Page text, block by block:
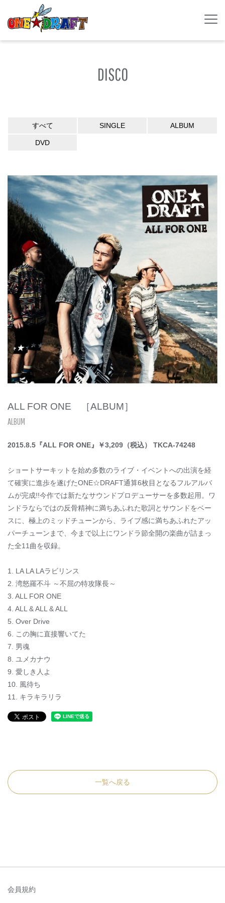
DISCO
すべて SINGLE ALBUM
DVD
ALL FOR ONE ［ALBUM］
ALBUM
2015.8.5『ALL FOR ONE』￥3,209（税込） TKCA-74248
ショートサーキットを始め多数のライブ・イベントへの出演を経
て確実に進歩を遂げたONE☆DRAFT通算6枚目となるフルアルバ
ムが完成!!今作では新たなサウンドプロデューサーを多数起用。ワ
ンドラならではの反骨精神に満ちあふれた歌詞とサウンドをベー
スに、極上のミッドチューンから、ライブ感に満ちあふれたアッ
パーチューンまで、今まで以上にワンドラ節全開の楽曲が詰まっ
た全11曲を収録。
1. LA LA LAラビリンス
2. 湾怒羅不斗 ～不屈の特攻隊長～
3. ALL FOR ONE
4. ALL & ALL & ALL
5. Over Drive
6. この胸に直接響いてた
7. 男魂
8. ユメカナウ
9. 愛しき人よ
10. 風待ち
11. キラキラリラ
一覧へ戻る
会員規約